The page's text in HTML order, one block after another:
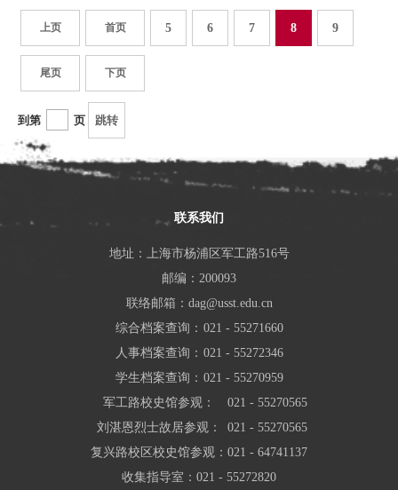
改进方向。会前，为做好民主评议工作，加强党员思想政治教育，
孔娜与全体党员分别进行了深入细致的谈心谈话。3月12日下午，
《中国共产党纪律处分条例》、《中共中央办公厅关于巩固拓展学
习贯彻习近平新时代中国特色社会主义思想主题教育成果的意见》
等中央文件，大家开展了热烈的讨论，纷纷表示要坚持学思用贯
本次组织生活会为契机，进一步巩固拓展学习贯彻习近平新时代中
国特色社会主义思想主题教育成果，持续加强党风廉政建设和作风
建设，深刻领悟“两个确立”的决定性意义，增强“四个意识”、坚
上页 首页 5 6 7 8 9
尾页 下页
到第 页 跳转
联系我们
地址：上海市杨浦区军工路516号
邮编：200093
联络邮箱：dag@usst.edu.cn
综合档案查询： 021 - 55271660
人事档案查询： 021 - 55272346
学生档案查询： 021 - 55270959
军工路校史馆参观：
021 - 55270565
刘湛恩烈士故居参观：
021 - 55270565
复兴路校区校史馆参观： 021 - 64741137
收集指导室： 021 - 55272820